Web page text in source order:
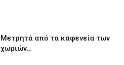
Μετρητά από τα καφενεία των
χωριών…